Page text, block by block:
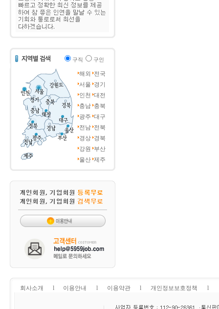
구직 구인
해외
전국
서울 경기
인천 대전
충남 충북
광주 대구
전남 전북
경상 경북
강원
부산
울산 제주
회사소개 l 이용안내 l 이용약관 l 개인정보보호정책 l